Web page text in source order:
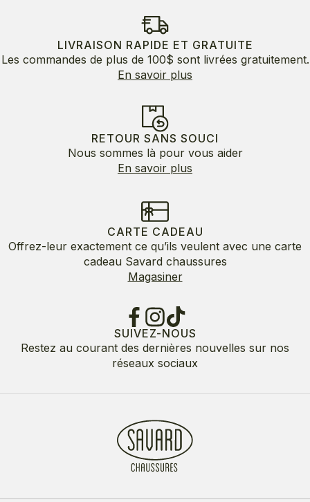
LIVRAISON RAPIDE ET GRATUITE
Les commandes de plus de 100$ sont livrées gratuitement.
En savoir plus
RETOUR SANS SOUCI
Nous sommes là pour vous aider
En savoir plus
CARTE CADEAU
Offrez-leur exactement ce qu’ils veulent avec une carte
cadeau Savard chaussures
Magasiner
SUIVEZ-NOUS
Restez au courant des dernières nouvelles sur nos
réseaux sociaux